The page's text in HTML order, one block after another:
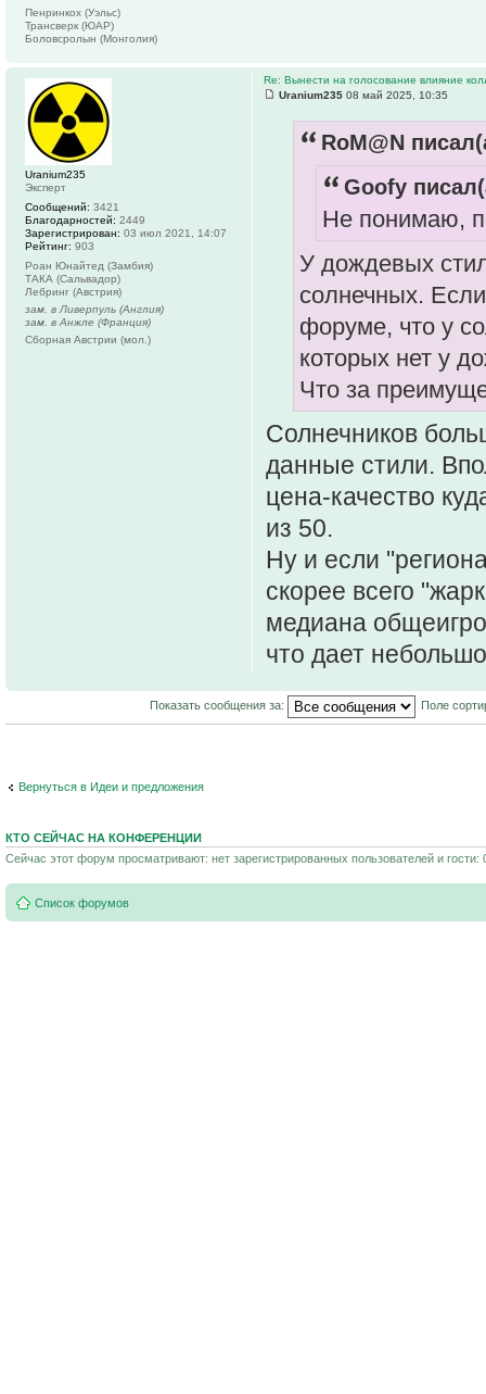
Пенринкох (Уэльс)
Трансверк (ЮАР)
Боловсролын (Монголия)
Re: Вынести на голосование влияние
Uranium235 08 май 2025, 10:35
RoM@N
Goofy
Не понимаю,
У дождевых
солнечных.
форуме, что у
которых нет у
Что за
Солнечников
данные стили.
цена-качество
из 50.
Ну и если
скорее всего
медиана
что дает
Uranium235
Эксперт
Сообщений: 3421
Благодарностей: 2449
Зарегистрирован: 03 июл 2021, 14:07
Рейтинг: 903
Роан Юнайтед (Замбия)
ТАКА (Сальвадор)
Лебринг (Австрия)
зам. в Ливерпуль (Англия)
зам. в Анжле (Франция)
Сборная Австрии (мол.)
Показать сообщения за: Поле
Вернуться в Идеи и предложения
КТО СЕЙЧАС НА КОНФЕРЕНЦИИ
Сейчас этот форум просматривают: нет зарегистрированных пользователей и гости:
Список форумов